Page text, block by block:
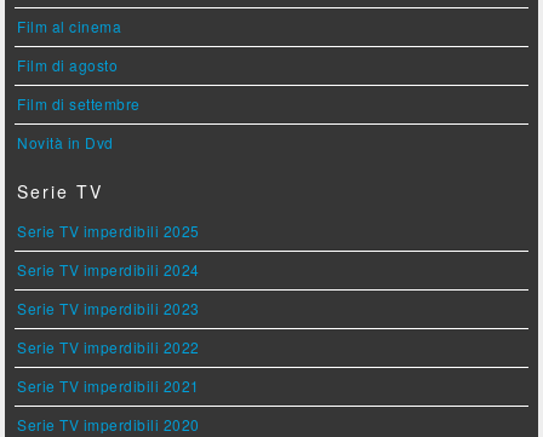
Film al cinema
Film di agosto
Film di settembre
Novità in Dvd
Serie TV
Serie TV imperdibili 2025
Serie TV imperdibili 2024
Serie TV imperdibili 2023
Serie TV imperdibili 2022
Serie TV imperdibili 2021
Serie TV imperdibili 2020